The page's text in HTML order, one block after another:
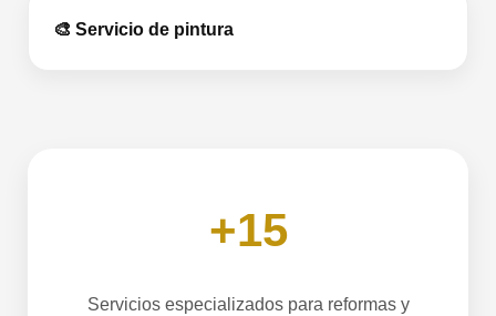
🎨 Servicio de pintura
+15
Servicios especializados para reformas y